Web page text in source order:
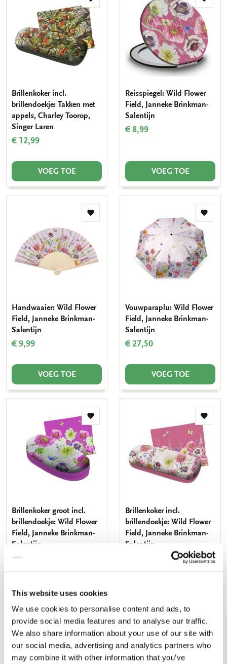
This website uses cookies
We use cookies to personalise content and ads, to
provide social media features and to analyse our traffic.
We also share information about your use of our site with
our social media, advertising and analytics partners who
may combine it with other information that you’ve
Toevoegen
aan
verlanglijst
Brillenkoker incl.
brillendoekje: Takken met
appels, Charley Toorop,
Singer Laren
€ 12,99
VOEG TOE
Reisspiegel: Wild Flower
Field, Janneke Brinkman-
Salentijn
€ 8,99
VOEG TOE
Toevoegen
Handwaaier: Wild Flower
Field, Janneke Brinkman-
Salentijn
€ 9,99
VOEG TOE
Vouwparaplu: Wild Flower
Field, Janneke Brinkman-
Salentijn
€ 27,50
VOEG TOE
Toevoegen
aan
verlanglijst
Brillenkoker groot incl.
brillendoekje: Wild Flower
Field, Janneke Brinkman-
Salentijn
€ 14,99
VOEG TOE
aan
Brillenkoker incl.
brillendoekje: Wild Flower
Field, Janneke Brinkman-
Salentijn
Toevoegen
aan
verlanglijst
aan